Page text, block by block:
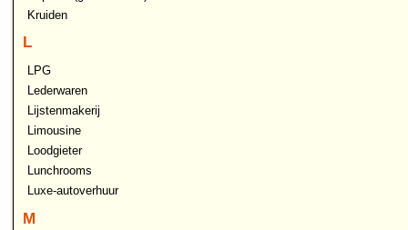
Kruiden
L
LPG
Lederwaren
Lijstenmakerij
Limousine
Loodgieter
Lunchrooms
Luxe-autoverhuur
M